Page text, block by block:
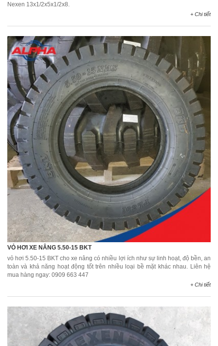
Nexen 13x1/2x5x1/2x8.
+ Chi tiết
VỎ HƠI XE NÂNG 5.50-15 BKT
vỏ hơi 5.50-15 BKT cho xe nâng có nhiều lợi ích như sự linh hoạt, độ bền, an
toàn và khả năng hoạt động tốt trên nhiều loại bề mặt khác nhau. Liên hệ
mua hàng ngay: 0909 663 447
+ Chi tiết